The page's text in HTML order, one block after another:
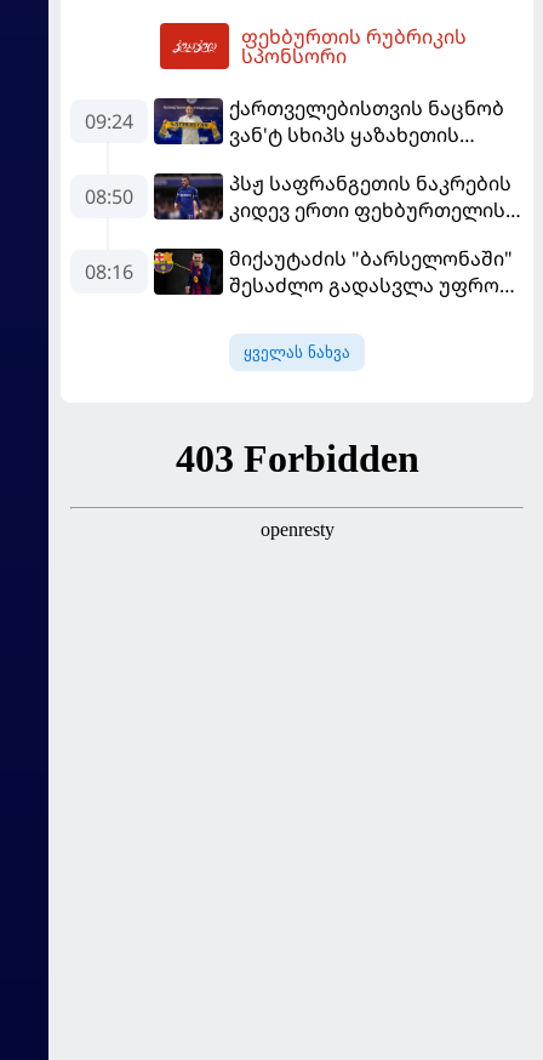
ფეხბურთის რუბრიკის
სპონსორი
09:24
ქართველებისთვის ნაცნობ
ვან'ტ სხიპს ყაზახეთის
08:50
პსჟ საფრანგეთის ნაკრების
კიდევ ერთი ფეხბურთელის
08:16
მიქაუტაძის "ბარსელონაში"
შესაძლო გადასვლა უფრო
ესაუბრა ქართველი
კატალონიელთა მთავარ
ყველას ნახვა